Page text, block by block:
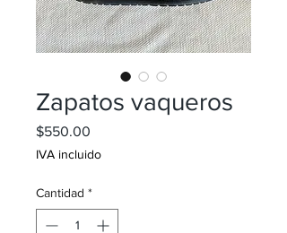
Zapatos vaqueros
$550.00
IVA incluido
Cantidad *